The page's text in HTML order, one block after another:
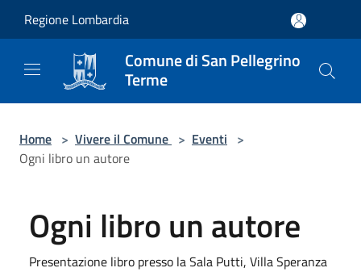
Regione Lombardia
Comune di San Pellegrino
Terme
Home > Vivere il Comune > Eventi >
Ogni libro un autore
Ogni libro un autore
Presentazione libro presso la Sala Putti, Villa Speranza